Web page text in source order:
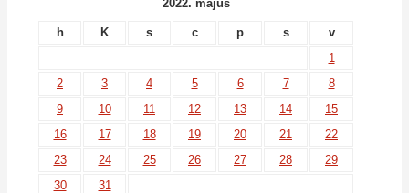
2022. május
h K s c p s
v
1
2
3 4 5 6 7
8
9
10 11 12 13 14
15
16
17 18 19 20 21
22
23
24 25 26 27 28
29
30
31